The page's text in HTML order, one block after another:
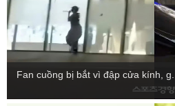
Fan cuồng bị bắt vì đập cửa kính, g...